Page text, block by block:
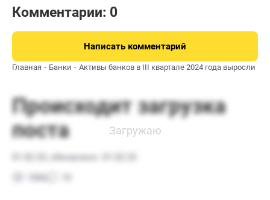
Комментарии: 0
Написать комментарий
Главная Банки Активы банков в III квартале 2024 года выросли